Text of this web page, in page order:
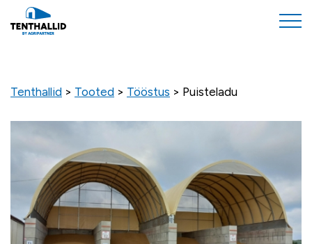
Tenthallid > Tooted > Tööstus > Puisteladu